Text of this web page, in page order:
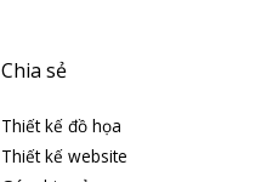
Chia sẻ
Thiết kế đồ họa
Thiết kế website